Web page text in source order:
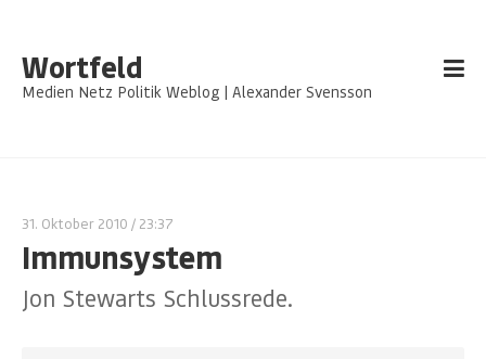
Wortfeld
Medien Netz Politik Weblog | Alexander Svensson
31. Oktober 2010 / 23:37
Immunsystem
Jon Stewarts Schlussrede.